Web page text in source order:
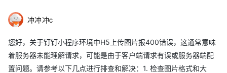
冲冲冲c
您好，关于钉钉小程序环境中H5上传图片报400错误，这通常意味
着服务器未能理解请求，可能是由于客户端请求有误或服务器端配
置问题。请参考以下几点进行排查和解决：1. 检查图片格式和大